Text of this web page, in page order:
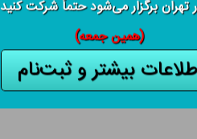
تهران برگزار می‌شود حتماً شرکت کنید
(همین جمعه)
بیشتر و ثبت‌نام